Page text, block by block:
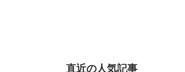
直近の人気記事